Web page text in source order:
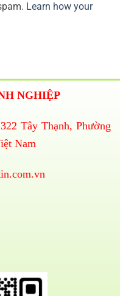
Learn how your
NGHIỆP
Tây Thạnh, Phường
Nam